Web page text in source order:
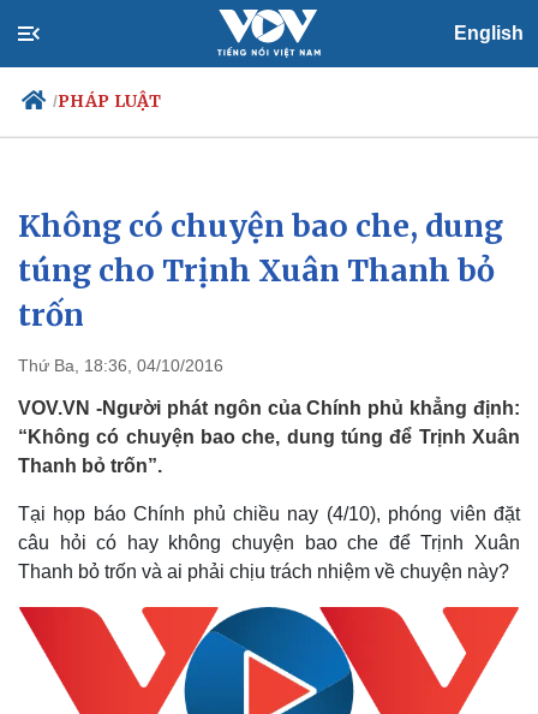
English
/PHÁP LUẬT
Chính trị
Đảng
Tổ chức nhân sự
Quốc hội
Xã hội
Tin 24h
Dự báo thời tiết
Không có chuyện bao che, dung
túng cho Trịnh Xuân Thanh bỏ
trốn
Thứ Ba, 18:36, 04/10/2016
VOV.VN -Người phát ngôn của Chính phủ khẳng định:
“Không có chuyện bao che, dung túng để Trịnh Xuân
Thanh bỏ trốn”.
Tại họp báo Chính phủ chiều nay (4/10), phóng viên đặt
câu hỏi có hay không chuyện bao che để Trịnh Xuân
Thanh bỏ trốn và ai phải chịu trách nhiệm về chuyện này?